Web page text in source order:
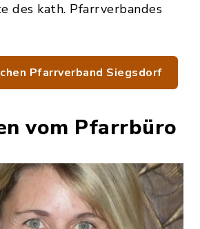
des kath. Pfarrverbandes
Pfarrverband Siegsdorf
vom Pfarrbüro